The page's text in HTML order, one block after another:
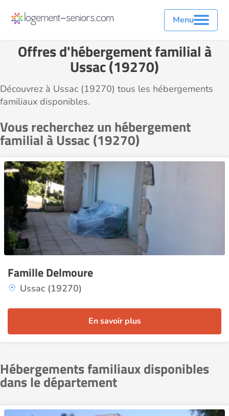
Menu
Offres d'hébergement familial à
Ussac (19270)
Découvrez à Ussac (19270) tous les hébergements
familiaux disponibles.
Vous recherchez un hébergement
familial à Ussac (19270)
Famille Delmoure
Ussac (19270)
En savoir plus
Hébergements familiaux disponibles
dans le département